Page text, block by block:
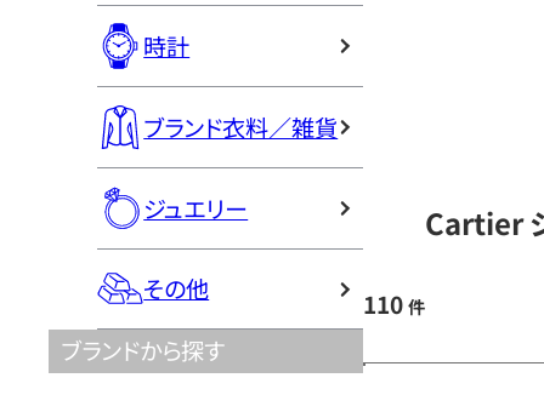
時計
ブランド衣料／雑貨
ジュエリー
その他
ブランドから探す
Cartier
110 件